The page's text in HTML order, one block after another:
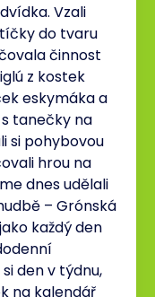
Vzali
do tvaru
činnost
z kostek
eskymáka a
tanečky na
si pohybovou
hrou na
dnes udělali
– Grónská
každý den
den v týdnu,
na kalendář